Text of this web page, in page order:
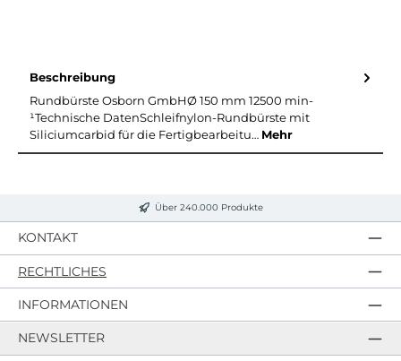
Beschreibung
Rundbürste Osborn GmbHØ 150 mm 12500 min-
¹Technische DatenSchleifnylon-Rundbürste mit
Siliciumcarbid für die Fertigbearbeitu… Mehr
Über 240.000 Produkte
KONTAKT
RECHTLICHES
INFORMATIONEN
NEWSLETTER